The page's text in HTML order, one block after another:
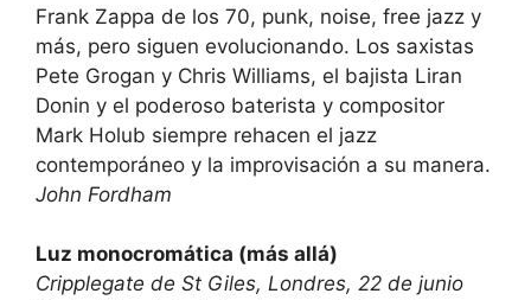
Frank Zappa de los 70, punk, noise, free jazz y
más, pero siguen evolucionando. Los saxistas
Pete Grogan y Chris Williams, el bajista Liran
Donin y el poderoso baterista y compositor
Mark Holub siempre rehacen el jazz
contemporáneo y la improvisación a su manera.
John Fordham
Luz monocromática (más allá)
Cripplegate de St Giles, Londres, 22 de junio